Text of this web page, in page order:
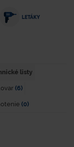
LETÁKY
listy
(6)
(0)